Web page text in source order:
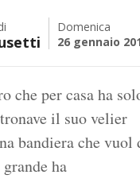
Domenica
26 gennaio
che per casa ha
il suo velier
bandiera che
ha